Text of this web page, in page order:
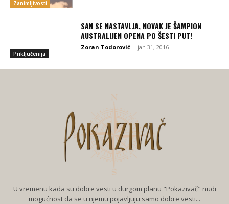
Zanimljivosti
Priključenija
SAN SE NASTAVLJA, NOVAK JE ŠAMPION
AUSTRALIJEN OPENA PO ŠESTI PUT!
Zoran Todorović - jan 31, 2016
U vremenu kada su dobre vesti u durgom planu "Pokazivač" nudi
mogućnost da se u njemu pojavljuju samo dobre vesti...